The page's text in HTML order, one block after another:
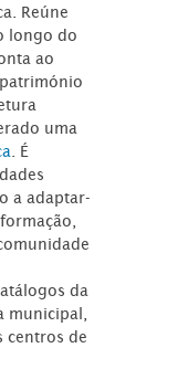
Reúne
longo do
ao
uma
. É
a adaptar-
da
municipal,
centros de